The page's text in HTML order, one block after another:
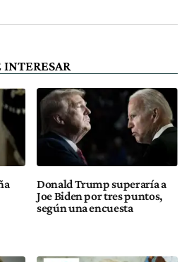
Donald Trump superaría a
Joe Biden por tres puntos,
según una encuesta